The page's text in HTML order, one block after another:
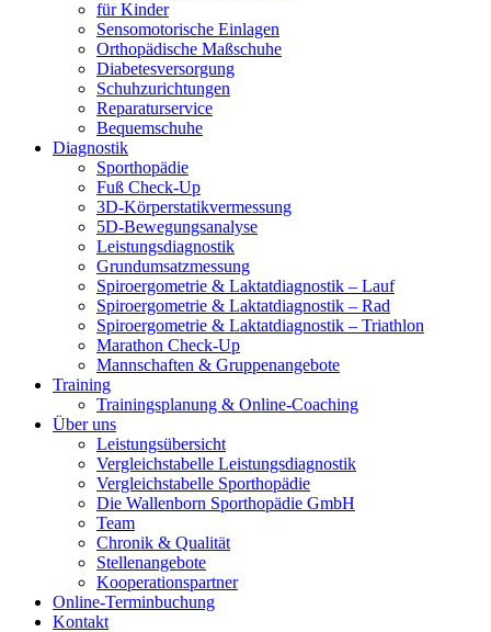
für Kinder
Sensomotorische Einlagen
Orthopädische Maßschuhe
Diabetesversorgung
Schuhzurichtungen
Reparaturservice
Bequemschuhe
Diagnostik
Sporthopädie
Fuß Check-Up
3D-Körperstatikvermessung
5D-Bewegungsanalyse
Leistungsdiagnostik
Grundumsatzmessung
Spiroergometrie & Laktatdiagnostik – Lauf
Spiroergometrie & Laktatdiagnostik – Rad
Spiroergometrie & Laktatdiagnostik – Triathlon
Marathon Check-Up
Mannschaften & Gruppenangebote
Training
Trainingsplanung & Online-Coaching
Über uns
Leistungsübersicht
Vergleichstabelle Leistungsdiagnostik
Vergleichstabelle Sporthopädie
Die Wallenborn Sporthopädie GmbH
Team
Chronik & Qualität
Stellenangebote
Kooperationspartner
Online-Terminbuchung
Kontakt